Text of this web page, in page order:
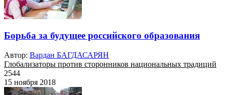
Борьба за будущее российского образования
Автор: Вардан БАГДАСАРЯН
Глобализаторы против сторонников национальных традиций
2544
15 ноября 2018